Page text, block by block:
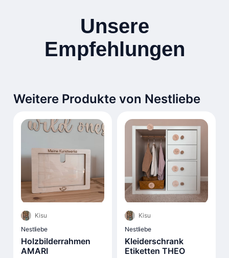
Unsere
Empfehlungen
Weitere Produkte von Nestliebe
Kisu
Nestliebe
Holzbilderrahmen
AMARI
Kisu
Nestliebe
Kleiderschrank
Etiketten THEO